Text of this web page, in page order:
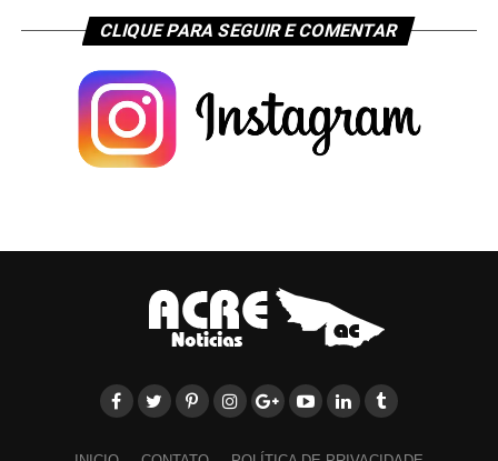
CLIQUE PARA SEGUIR E COMENTAR